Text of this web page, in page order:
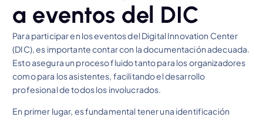
a eventos del DIC
Para participar en los eventos del Digital Innovation Center
(DIC), es importante contar con la documentación adecuada.
Esto asegura un proceso fluido tanto para los organizadores
como para los asistentes, facilitando el desarrollo
profesional de todos los involucrados.
En primer lugar, es fundamental tener una identificación